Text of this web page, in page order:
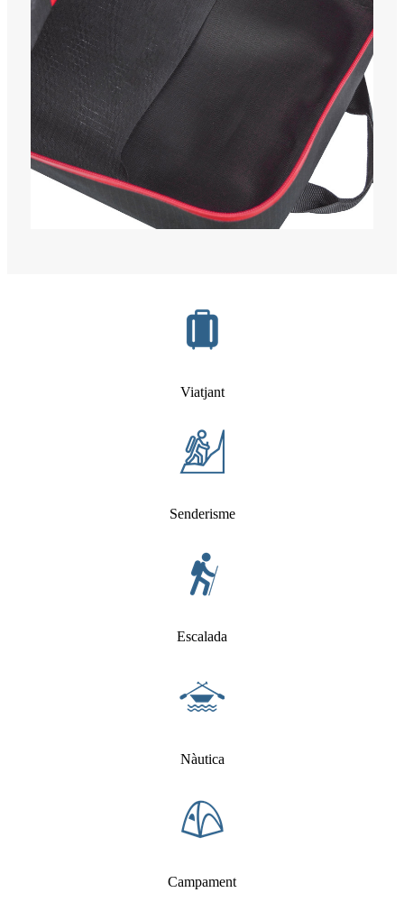
Viatjant
Senderisme
Escalada
Nàutica
Campament